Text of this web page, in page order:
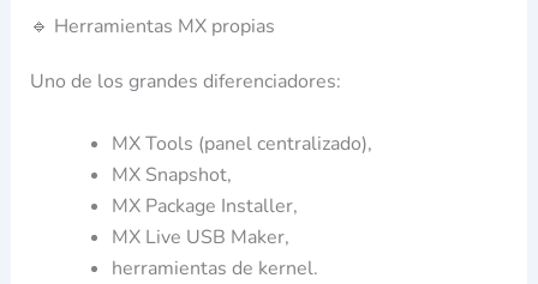
🔹 Herramientas MX propias
Uno de los grandes diferenciadores:
MX Tools (panel centralizado),
MX Snapshot,
MX Package Installer,
MX Live USB Maker,
herramientas de kernel.